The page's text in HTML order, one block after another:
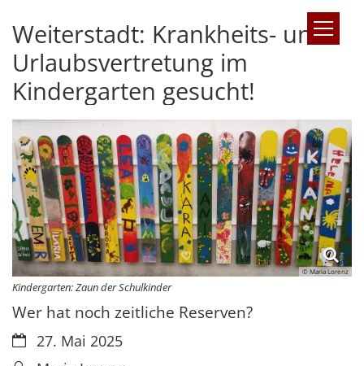
Zum Inhalt springen
Weiterstadt: Krankheits- und
Urlaubsvertretung im
Kindergarten gesucht!
© Maria Lorenz
Kindergarten: Zaun der Schulkinder
Wer hat noch zeitliche Reserven?
Datum:27. Mai 2025